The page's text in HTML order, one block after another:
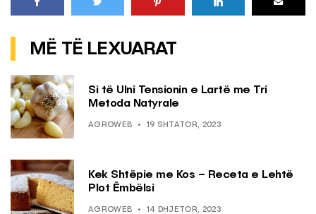
MË TË LEXUARAT
Si të Ulni Tensionin e Lartë me Tri
Metoda Natyrale
AGROWEB 19 SHTATOR, 2023
Kek Shtëpie me Kos – Receta e Lehtë
Plot Ëmbëlsi
AGROWEB 14 DHJETOR, 2023